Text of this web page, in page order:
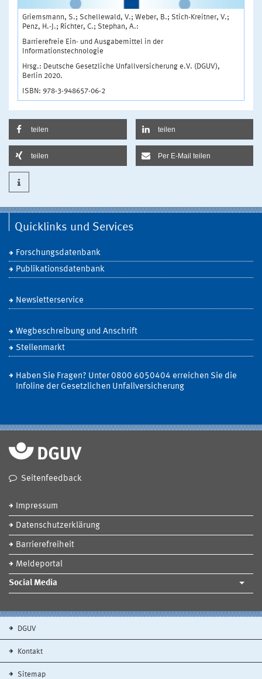
Griemsmann, S.; Schellewald, V.; Weber, B.; Stich-Kreitner, V.;
Penz, H.-J.; Richter, C.; Stephan, A.:
Barrierefreie Ein- und Ausgabemittel in der
Informationstechnologie
Hrsg.: Deutsche Gesetzliche Unfallversicherung e.V. (DGUV),
Berlin 2020.
ISBN: 978-3-948657-06-2
teilen teilen
teilen Per E-Mail teilen
Quicklinks und Services
Forschungsdatenbank
Publikationsdatenbank
Newsletterservice
Wegbeschreibung und Anschrift
Stellenmarkt
Haben Sie Fragen? Unter 0800 6050404 erreichen Sie die
Infoline der Gesetzlichen Unfallversicherung
Seitenfeedback
Impressum
Datenschutzerklärung
Barrierefreiheit
Meldeportal
Social Media
DGUV
Kontakt
Sitemap